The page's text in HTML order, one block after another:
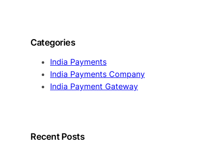
Categories
India Payments
India Payments Company
India Payment Gateway
Recent Posts